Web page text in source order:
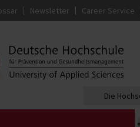
Newsletter Career Service
Die